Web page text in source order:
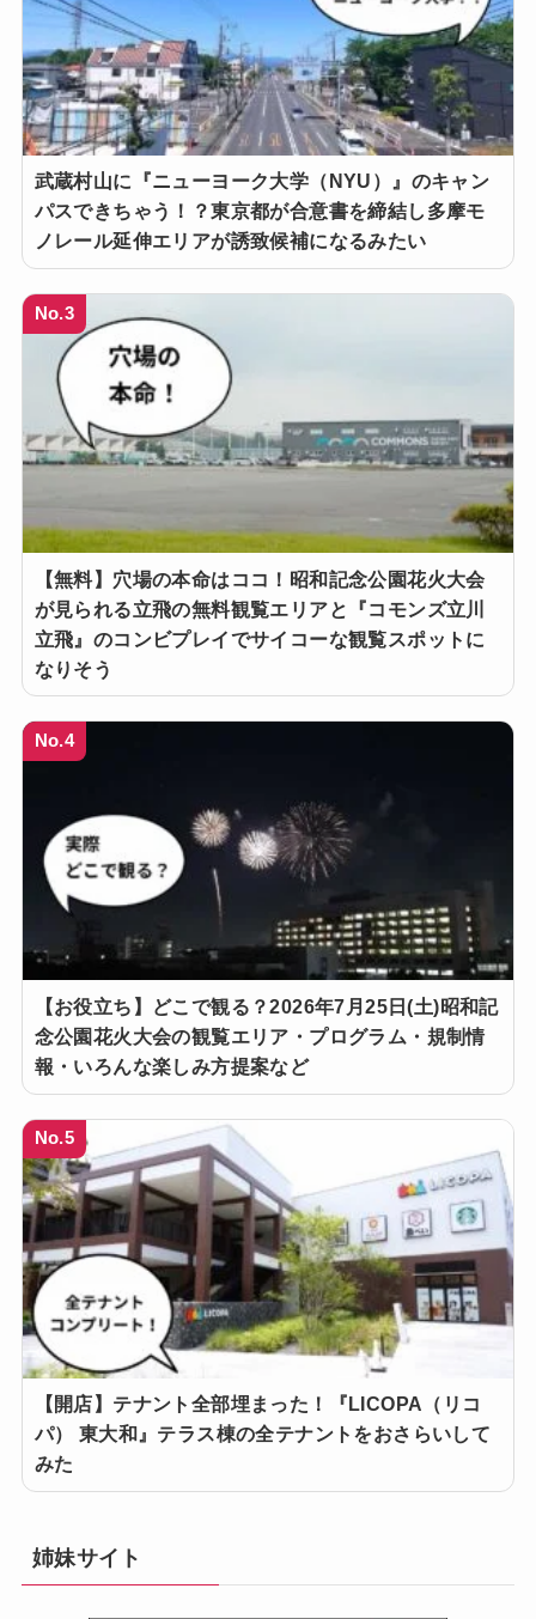
武蔵村山に『ニューヨーク大学（NYU）』のキャン
パスできちゃう！？東京都が合意書を締結し多摩モ
ノレール延伸エリアが誘致候補になるみたい
No.3
【無料】穴場の本命はココ！昭和記念公園花火大会
が見られる立飛の無料観覧エリアと『コモンズ立川
立飛』のコンビプレイでサイコーな観覧スポットに
なりそう
No.4
【お役立ち】どこで観る？2026年7月25日(土)昭和記
念公園花火大会の観覧エリア・プログラム・規制情
報・いろんな楽しみ方提案など
No.5
【開店】テナント全部埋まった！『LICOPA（リコ
パ） 東大和』テラス棟の全テナントをおさらいして
みた
姉妹サイト